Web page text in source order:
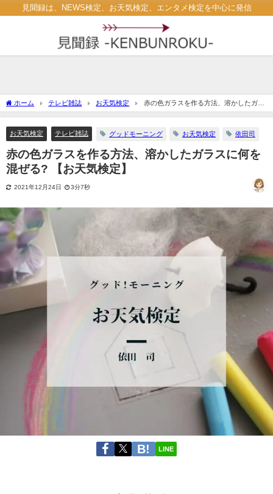
見聞録は、NEWS検定、お天気検定、エンタメ検定を中心に発信
ホーム テレビ雑誌 お天気検定
赤の色ガラスを作る方法、溶かしたガラ
スに何を混ぜる? 【お天気検定】
お天気検定 テレビ雑誌 グッドモーニング お天気検定 依田司
赤の色ガラスを作る方法、溶かしたガラスに何を
混ぜる? 【お天気検定】
2021年12月24日 3分7秒
LINE